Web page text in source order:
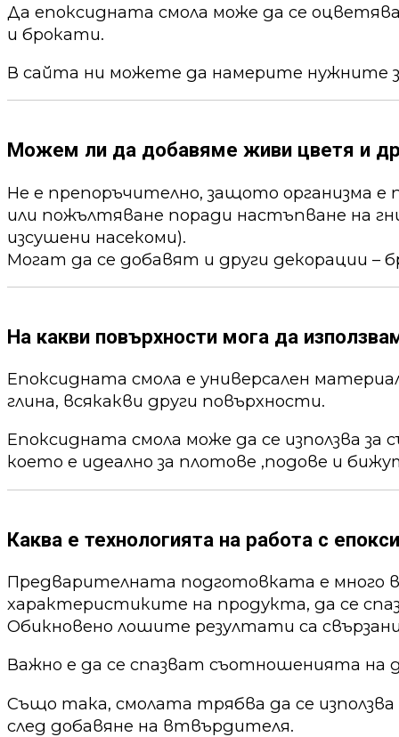
Да епоксидната смола може да се
и брокати.
В сайта ни можете да намерите нужните
Можем ли да добавяме живи цветя и
Не е препоръчително, защото организма
или пожълтяване поради настъпване на
изсушени насекоми).
Могат да се добавят и други декорации –
На какви повърхности мога да
Епоксидната смола е универсален
глина, всякакви други повърхности.
Епоксидната смола може да се използва за
което е идеално за плотове ,подове и
Каква е технологията на работа с
Предварителната подготовката е много
характеристиките на продукта, да се
Обикновено лошите резултати са
Важно е да се спазват съотношенията на
Също така, смолата трябва да се
след добавяне на втвърдителя.